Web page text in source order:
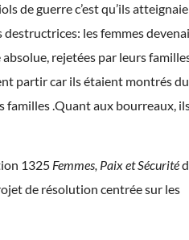
de guerre c’est qu’ils
destructrices: les femmes
rejetées par leurs
partir car ils étaient montrés du
familles .Quant aux bourreaux,
1325 Femmes, Paix et Sécurité
de résolution centrée sur les